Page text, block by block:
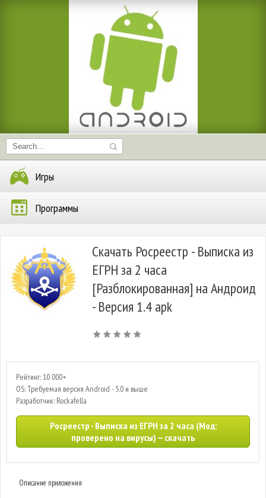
Игры
Программы
Скачать Росреестр - Выписка из
ЕГРН за 2 часа
[Разблокированная] на Андроид
- Версия 1.4 apk
Рейтинг: 10 000+
OS: Требуемая версия Android - 5.0 и выше
Разработчик: Rockafella
Росреестр - Выписка из ЕГРН за 2 часа (Мод:
проверено на вирусы) — скачать
Описание приложения